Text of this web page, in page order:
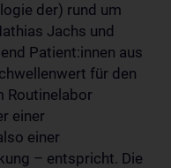
der) rund um
Jachs und
Patient:innen aus
für den
Routinelabor
einer
einer
– entspricht. Die